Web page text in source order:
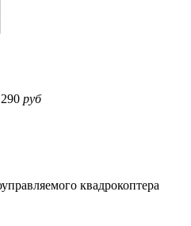
290 руб
квадрокоптера